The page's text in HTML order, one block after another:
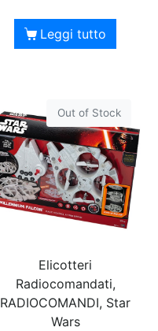
Leggi tutto
Out of Stock
Elicotteri
Radiocomandati,
RADIOCOMANDI, Star
Wars